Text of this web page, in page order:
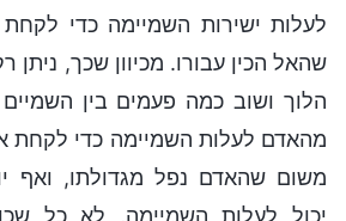
לעלות ישירות השמיימה כדי
שהאל הכין עבורו. מכיוון שכך,
הלוך ושוב כמה פעמים בין
מהאדם לעלות השמיימה כדי לקחת
משום שהאדם נפל מגדולתו, ואף
יכול לעלות השמיימה, לא כל